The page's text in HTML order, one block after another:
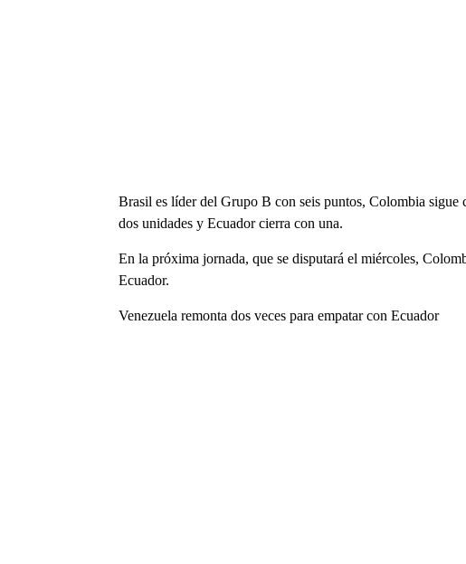
Brasil es líder del Grupo B con seis puntos, Colombia sigue
dos unidades y Ecuador cierra con una.
En la próxima jornada, que se disputará el miércoles,
Ecuador.
Venezuela remonta dos veces para empatar con Ecuador